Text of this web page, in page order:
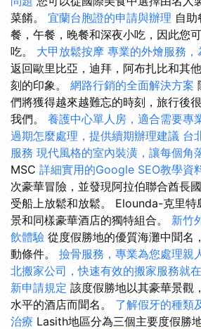
菜餚。 宜蘭台胞證的申請與辦理 自
餐，午餐，晚餐和深夜小吃，因此您
吃。 大甲放鬆按摩 專業的外燴服務
返回歐里比亞，迪拜，阿布扎比和其
刻的印象。 網路行銷的全面解決方案
們將獲得越來越難忘的時刻，旅行後
我們。 養護中心單人房，適合需要專
過期怎麼處理，提供續期辦理建議 台
服務 現代風格的室內裝潢，讓每個角
MSC 詳細實用的Google SEO教學資
次豪華冒險，並發現阿拉伯聯合酋長
受船上放鬆和放鬆。 Elounda-克里特
景和同樣豪華酒店的獨特組合。 新竹
飲體驗 從度假勝地的優質海灘中聞名
動條件。 撿骨服務，專業為您處理親
北搬家公司，快速有效的搬家服務就
新申請規定 該度假勝地以其豪華景觀
水平的酒店而聞名。 了解假牙的種類
治療 Lasith地區分為三個主要度假勝